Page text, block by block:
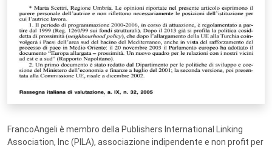
FrancoAngeli è membro della Publishers International Linking
Association, Inc (PILA), associazione indipendente e non profit per